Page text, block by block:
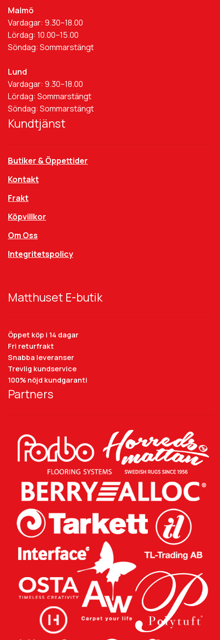
Malmö
Vardagar: 9.30–18.00
Lördag: 10.00–15.00
Söndag: Sommarstängt
Lund
Vardagar: 9.30–18.00
Lördag: Sommarstängt
Söndag: Sommarstängt
Kundtjänst
Butiker & Öppettider
Kontakt
Frakt
Köpvillkor
Om Oss
Integritetspolicy
Matthuset E-butik
Öppet köp i 14 dagar
Fri returfrakt
Snabba leveranser
Trevlig kundservice
100% nöjd kundgaranti
Partners